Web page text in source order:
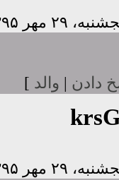
دادن | والد ]